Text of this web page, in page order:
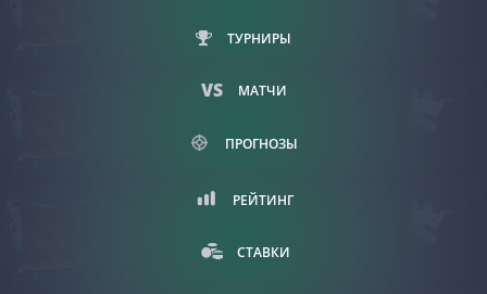
ТУРНИРЫ
МАТЧИ
ПРОГНОЗЫ
РЕЙТИНГ
СТАВКИ